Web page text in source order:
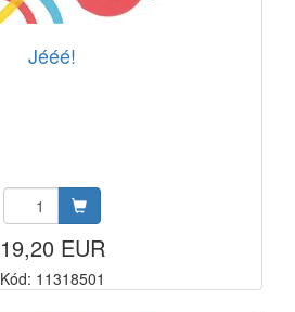
Jééé!
19,20 EUR
Kód: 11318501